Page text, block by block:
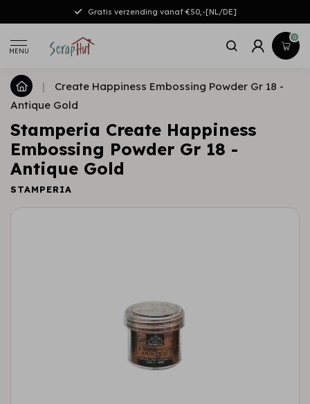
Gratis verzending vanaf €50,-[NL/DE]
MENU
0
|
Create Happiness Embossing Powder Gr 18 -
Antique Gold
Stamperia Create Happiness
Embossing Powder Gr 18 -
Antique Gold
STAMPERIA